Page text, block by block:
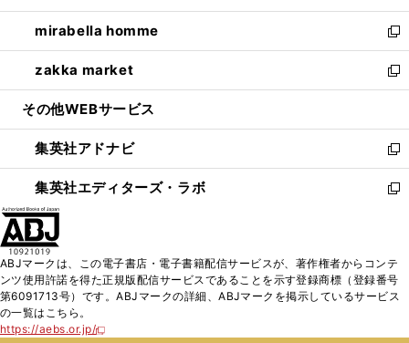
開
く
ウ
で
開
く
ン
ド
ウ
で
開
ウ
ィ
ン
ド
ウ
開
く
し
い
ウ
ィ
ン
ウ
で
開
く
mirabella homme
新
し
い
ウ
ン
ド
ウ
で
zakka market
新
し
ウ
ィ
ン
ド
く
その他WEBサービス
集英社アドナビ
新
し
い
ド
ウ
で
集英社エディターズ・ラボ
新
ィ
ン
ABJマークは、この電子書店・電子書籍配信サービスが、著作権者からコンテ
ンツ使用許諾を得た正規版配信サービスであることを示す登録商標（登録番号
第6091713号）です。ABJマークの詳細、ABJマークを掲示しているサービス
の一覧はこちら。
https://aebs.or.jp/
新